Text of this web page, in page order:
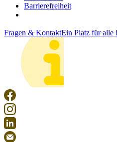
Barrierefreiheit
Fragen & KontaktEin Platz für alle